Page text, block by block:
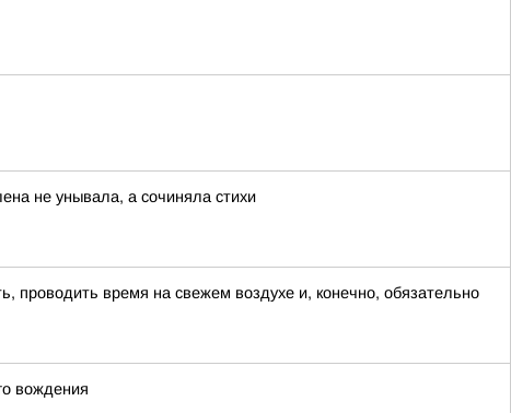
не унывала, а сочиняла стихи
проводить время на свежем воздухе и, конечно, обязательно
вождения